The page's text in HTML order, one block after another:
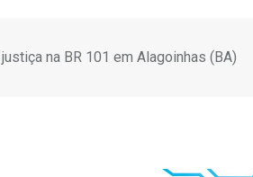
na BR 101 em Alagoinhas (BA)